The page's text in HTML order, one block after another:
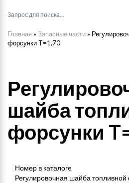
Главная » Запасные части »
форсунки T=1,70
шайба
форсунки
Номер в каталоге
Регулировочная шайба